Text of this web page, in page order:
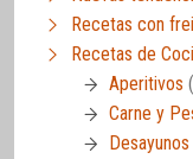
Recetas con
Recetas de
Aperitivos
Carne y